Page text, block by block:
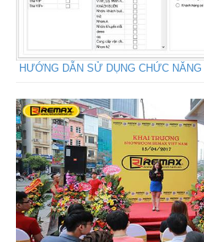
HƯỚNG DẪN SỬ DỤNG CHỨC